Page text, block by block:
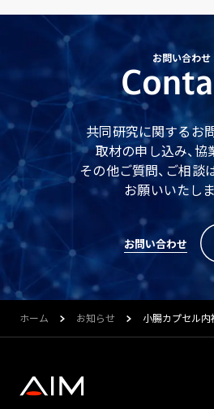
お問い合わせ
共同研究に関するお
取材の申し込み、協
その他ご質問、ご相談
お願いいたし
お問い合わせ
ホーム お知らせ 小腸カプセル